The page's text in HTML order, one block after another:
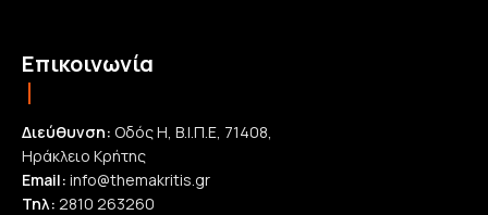
Επικοινωνία
Διεύθυνση: Οδός Η, Β.Ι.Π.Ε, 71408,
Ηράκλειο Κρήτης
Email: info@themakritis.gr
Τηλ: 2810 263260